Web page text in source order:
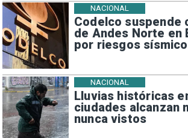
Codelco suspende
de Andes Norte en
por riesgos
NACIONAL
Lluvias históricas
ciudades alcanzan
nunca vistos
NACIONAL